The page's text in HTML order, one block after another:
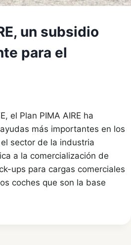
un subsidio
para el
el Plan PIMA AIRE ha
más importantes en los
sector de la industria
a la comercialización de
ups para cargas comerciales
coches que son la base